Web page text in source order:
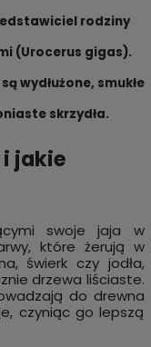
rodziny
(Urocerus gigas).
wydłużone, smukłe
skrzydła.
jakie
swoje jaja w
które żerują w
świerk czy jodła,
drzewa liściaste.
do drewna
czyniąc go lepszą